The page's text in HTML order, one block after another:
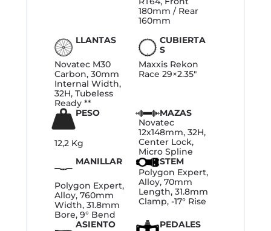
180mm / Rear
160mm
LLANTAS
Novatec M30
Carbon, 30mm
Internal Width,
32H, Tubeless
Ready **
CUBIERTA
S
Maxxis Rekon
Race 29×2.35″
PESO
12,2 Kg
MAZAS
Novatec
12x148mm, 32H,
Center Lock,
Micro Spline
MANILLAR
Polygon Expert,
Alloy, 760mm
Width, 31.8mm
Bore, 9° Bend
STEM
Polygon Expert,
Alloy, 70mm
Length, 31.8mm
Clamp, -17° Rise
ASIENTO PEDALES